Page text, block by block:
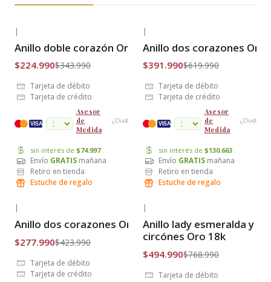
Envío Gratis
|
Anillo doble corazón Oro 18k
$224.990$343.990
Tarjeta de débito
Tarjeta de crédito
VISA
Asesor
de
Medida
¿Dudas? cuotas
sin interés de $74.997
Envío GRATIS mañana
Retiro en tienda
Estuche de regalo
Envío Gratis
|
Anillo dos corazones Oro
$391.990$619.990
Tarjeta de débito
Tarjeta de crédito
VISA
Asesor
de
Medida
¿Dudas?
sin interés de $130.663
Envío GRATIS mañana
Retiro en tienda
Estuche de regalo
Envío Gratis
|
Anillo dos corazones Oro 18k
$277.990$423.990
Tarjeta de débito
Tarjeta de crédito
Envío Gratis
|
Anillo lady esmeralda y
circónes Oro 18k
$494.990$768.990
Tarjeta de débito